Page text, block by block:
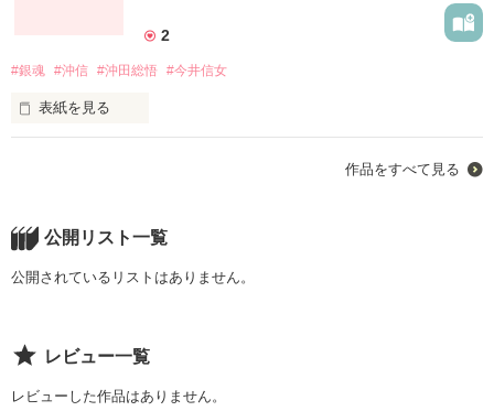
2
#銀魂 #沖信 #沖田総悟 #今井信女
表紙を見る
「ドーナツも私の一部」
一つ、言ってもいいでしょうか。
作品をすべて見る
公開リスト一覧
公開されているリストはありません。
レビュー一覧
レビューした作品はありません。